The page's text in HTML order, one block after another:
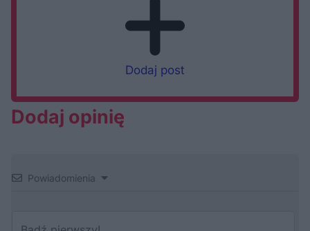
Dodaj post
Dodaj opinię
Powiadomienia